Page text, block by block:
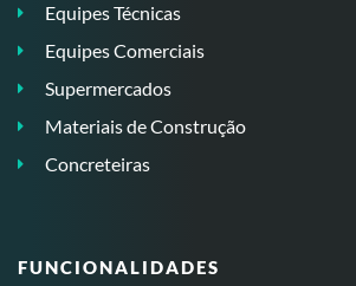
Equipes Técnicas
Equipes Comerciais
Supermercados
Materiais de Construção
Concreteiras
FUNCIONALIDADES